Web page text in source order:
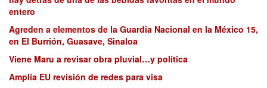
entero
Agreden a elementos de la Guardia Nacional en la México 15,
en El Burrión, Guasave, Sinaloa
Viene Maru a revisar obra pluvial…y política
Amplía EU revisión de redes para visa